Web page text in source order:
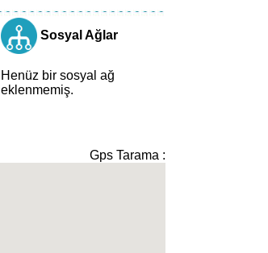
Sosyal Ağlar
Henüz bir sosyal ağ
eklenmemiş.
Gps Tarama :